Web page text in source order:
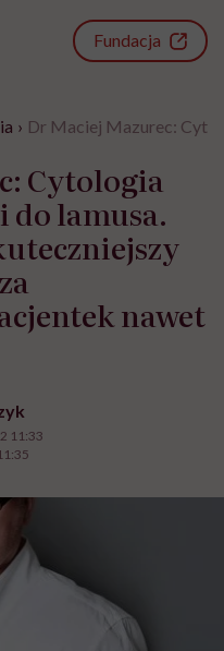
Fundacja
› Dr Maciej Mazurec:
Cytologia
do lamusa.
nawet
11:33